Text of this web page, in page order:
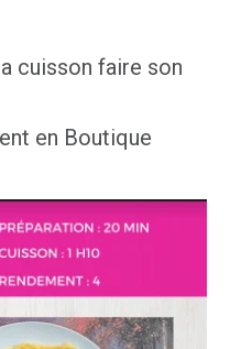
cuisson faire son
en Boutique